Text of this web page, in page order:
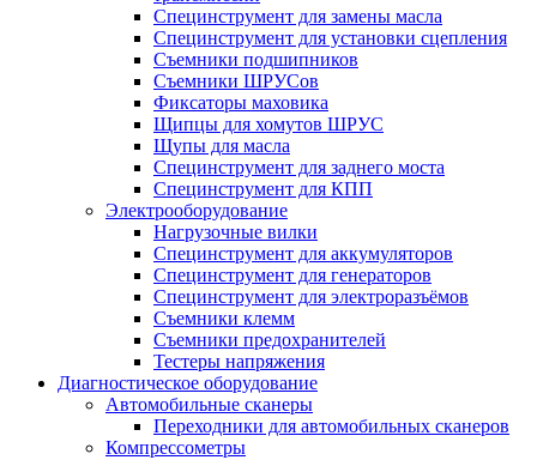
Специнструмент для замены масла
Специнструмент для установки сцепления
Съемники подшипников
Съемники ШРУСов
Фиксаторы маховика
Щипцы для хомутов ШРУС
Щупы для масла
Специнструмент для заднего моста
Специнструмент для КПП
Электрооборудование
Нагрузочные вилки
Специнструмент для аккумуляторов
Специнструмент для генераторов
Специнструмент для электроразъёмов
Съемники клемм
Съемники предохранителей
Тестеры напряжения
Диагностическое оборудование
Автомобильные сканеры
Переходники для автомобильных сканеров
Компрессометры